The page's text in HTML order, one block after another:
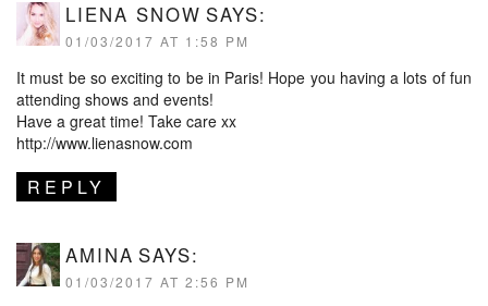
LIENA SNOW SAYS:
01/03/2017 AT 1:58 PM
It must be so exciting to be in Paris! Hope you having a lots of fun
attending shows and events!
Have a great time! Take care xx
http://www.lienasnow.com
REPLY
AMINA SAYS:
01/03/2017 AT 2:56 PM